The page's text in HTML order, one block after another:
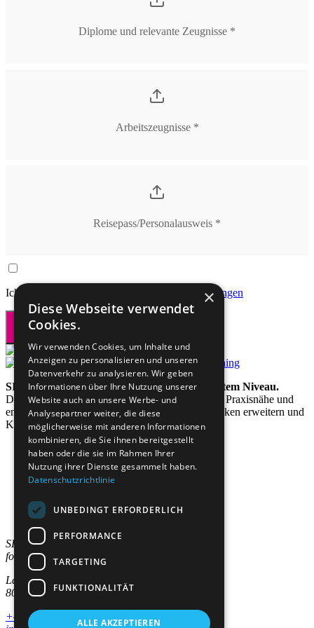
Diplome und relevante Zeugnisse *
Arbeitszeugnisse *
Reisepass/Personalausweis *
Ich akzeptiere die allgemeinen Geschäftsbedingungen
SIAL steht für lebenslanges Lernen auf höchstem Niveau.
Das Institut verbindet akademische Exzellenz mit Praxisnähe und
entwickelt Programme, die Wissen vertiefen, Denken erweitern und
Karrieren nachhaltig gestalten.
Studienangebote
Für Unternehmen
Institut
SIAL Swiss Institut
for Advanced Learning AG
Lagerstrasse 5
8004 Zürich
+41 44 244 10 00
×
Diese Webseite verwendet
Cookies.
Wir verwenden Cookies, um Inhalte und
Anzeigen zu personalisieren und unseren
Datenverkehr zu analysieren. Wir geben
Informationen über Ihre Nutzung unserer
Website auch an unsere Werbe- und
Analysepartner weiter, die diese
möglicherweise mit anderen Informationen
kombinieren, die Sie ihnen bereitgestellt
haben oder die sie im Rahmen Ihrer
Nutzung ihrer Dienste gesammelt haben.
Datenschutzrichtlinie
UNBEDINGT ERFORDERLICH
PERFORMANCE
TARGETING
FUNKTIONALITÄT
ALLE AKZEPTIEREN